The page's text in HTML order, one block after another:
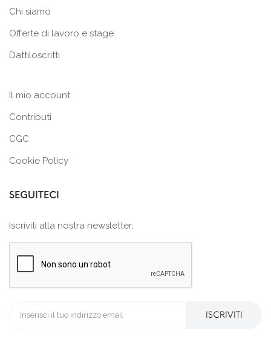
Chi siamo
Offerte di lavoro e stage
Dattiloscritti
Il mio account
Contributi
CGC
Cookie Policy
SEGUITECI
Iscriviti alla nostra newsletter:
ISCRIVITI